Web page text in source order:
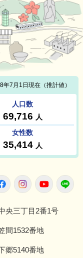
所FacebookInstagram
央三丁目2番1号
間1532番地
郷5140番地